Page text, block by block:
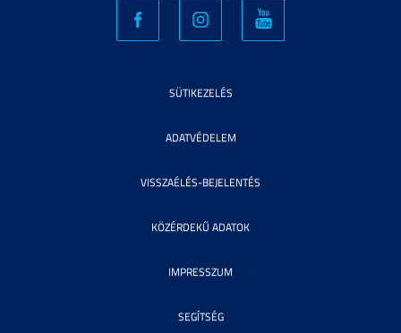
SÜTIKEZELÉS
ADATVÉDELEM
VISSZAÉLÉS-BEJELENTÉS
KÖZÉRDEKŰ ADATOK
IMPRESSZUM
SEGÍTSÉG